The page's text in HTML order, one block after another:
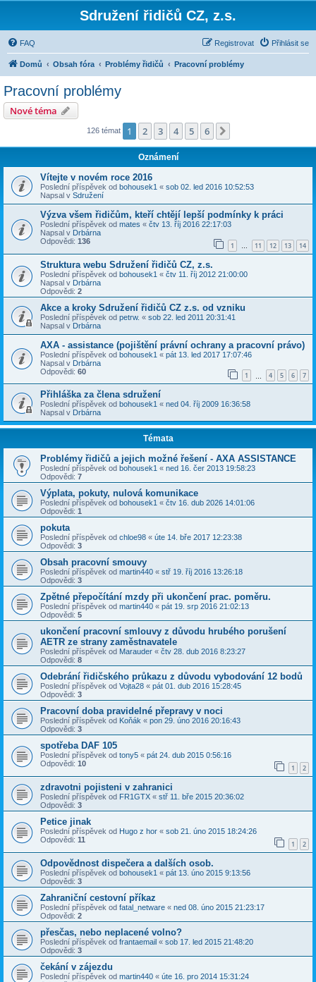
Sdružení řidičů CZ, z.s.
FAQ Přihlásit se
Registrovat
Domů Obsah fóra Problémy řidičů Pracovní problémy
Pracovní problémy
Nové téma
126 témat 1 2 3 4 5 6
Oznámení
Vítejte v novém roce 2016
Poslední příspěvek od bohousek1 « sob 02. led 2016 10:52:53
Napsal v Sdružení
Výzva všem řidičům, kteří chtějí lepší podmínky k práci
Poslední příspěvek od mates « čtv 13. říj 2016 22:17:03
Napsal v Drbárna
Odpovědi: 136 1 … 11 12 13 14
Struktura webu Sdružení řidičů CZ, z.s.
Poslední příspěvek od bohousek1 « čtv 11. říj 2012 21:00:00
Napsal v Drbárna
Odpovědi: 2
Akce a kroky Sdružení řidičů CZ z.s. od vzniku
Poslední příspěvek od petrw. « sob 22. led 2011 20:31:41
Napsal v Drbárna
AXA - assistance (pojištění právní ochrany a pracovní právo)
Poslední příspěvek od bohousek1 « pát 13. led 2017 17:07:46
Napsal v Drbárna
Odpovědi: 60 1 4 5 6 7
Přihláška za člena sdružení
Poslední příspěvek od bohousek1 « ned 04. říj 2009 16:36:58
Napsal v Drbárna
Témata
Problémy řidičů a jejich možné řešení - AXA ASSISTANCE
Poslední příspěvek od bohousek1 « ned 16. čer 2013 19:58:23
Odpovědi: 7
Výplata, pokuty, nulová komunikace
Poslední příspěvek od bohousek1 « čtv 16. dub 2026 14:01:06
Odpovědi: 1
pokuta
Poslední příspěvek od chloe98 « úte 14. bře 2017 12:23:38
Odpovědi: 3
Obsah pracovní smouvy
Poslední příspěvek od martin440 « stř 19. říj 2016 13:26:18
Odpovědi: 3
Zpětné přepočítání mzdy při ukončení prac. poměru.
Poslední příspěvek od martin440 « pát 19. srp 2016 21:02:13
Odpovědi: 5
ukončení pracovní smlouvy z důvodu hrubého porušení
AETR ze strany zaměstnavatele
Poslední příspěvek od Marauder « čtv 28. dub 2016 8:23:27
Odpovědi: 8
Odebrání řidičského průkazu z důvodu vybodování 12 bodů
Poslední příspěvek od Vojta28 « pát 01. dub 2016 15:28:45
Odpovědi: 3
Pracovní doba pravidelné přepravy v noci
Poslední příspěvek od Koňák « pon 29. úno 2016 20:16:43
Odpovědi: 3
spotřeba DAF 105
Poslední příspěvek od tony5 « pát 24. dub 2015 0:56:16
Odpovědi: 10 1 2
zdravotni pojisteni v zahranici
Poslední příspěvek od FR1GTX « stř 11. bře 2015 20:36:02
Odpovědi: 3
Petice jinak
Poslední příspěvek od Hugo z hor « sob 21. úno 2015 18:24:26
Odpovědi: 11 1 2
Odpovědnost dispečera a dalších osob.
Poslední příspěvek od bohousek1 « pát 13. úno 2015 9:13:56
Odpovědi: 3
Zahraniční cestovní příkaz
Poslední příspěvek od fatal_netware « ned 08. úno 2015 21:23:17
Odpovědi: 2
přesčas, nebo neplacené volno?
Poslední příspěvek od frantaemail « sob 17. led 2015 21:48:20
Odpovědi: 3
čekání v zájezdu
Poslední příspěvek od martin440 « úte 16. pro 2014 15:31:24